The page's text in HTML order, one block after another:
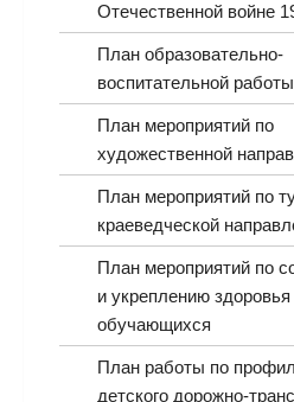
Отечественной войне
План образовательно-
воспитательной работы
План мероприятий по
художественной
План мероприятий по
краеведческой
План мероприятий по
и укреплению здоровья
обучающихся
План работы по
детского дорожно-